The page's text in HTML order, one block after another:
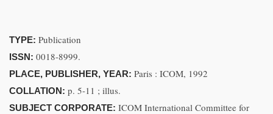
TYPE: Publication
ISSN: 0018-8999.
PLACE, PUBLISHER, YEAR: Paris : ICOM, 1992
COLLATION: p. 5-11 ; illus.
SUBJECT CORPORATE: ICOM International Committee for